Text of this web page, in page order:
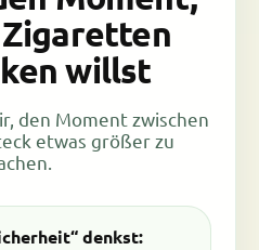
willst
den Moment zwischen
etwas größer zu
denkst: